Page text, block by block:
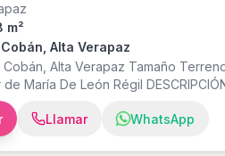
m²
Alta Verapaz
Alta Verapaz Tamaño
María De León Régil
Área diseñada para oficina Parte
• Mesa • Teléfono • Baño •
• Refrigeradora • Agua
Llamar WhatsApp